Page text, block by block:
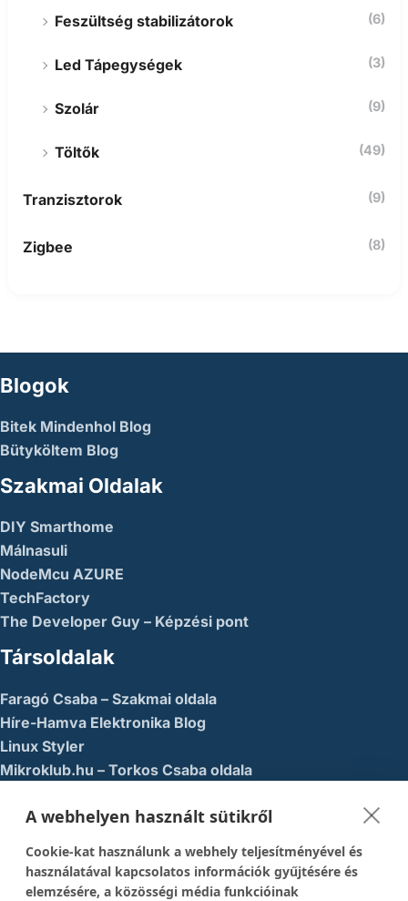
Feszültség stabilizátorok (6)
Led Tápegységek (3)
Szolár (9)
Töltők (49)
Tranzisztorok (9)
Zigbee (8)
Blogok
Bitek Mindenhol Blog
Bütyköltem Blog
Szakmai Oldalak
DIY Smarthome
Málnasuli
NodeMcu AZURE
TechFactory
The Developer Guy – Képzési pont
Társoldalak
Faragó Csaba – Szakmai oldala
Híre-Hamva Elektronika Blog
Linux Styler
Mikroklub.hu – Torkos Csaba oldala
Közösségi Média
1337-es menedék – Youtube
Easy Arduno Channel – Youtube
A webhelyen használt sütikről
Cookie-kat használunk a webhely teljesítményével és
használatával kapcsolatos információk gyűjtésére és
elemzésére, a közösségi média funkcióinak